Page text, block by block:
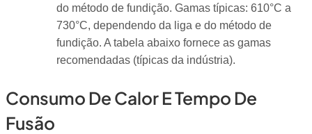
do método de fundição. Gamas típicas: 610°C a
730°C, dependendo da liga e do método de
fundição. A tabela abaixo fornece as gamas
recomendadas (típicas da indústria).
Consumo De Calor E Tempo De
Fusão